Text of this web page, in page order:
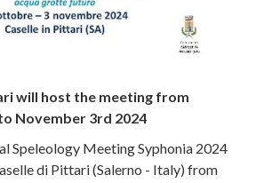
will host the meeting from
November 3rd 2024
Speleology Meeting Syphonia 2024
di Pittari (Salerno - Italy) from